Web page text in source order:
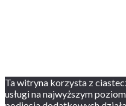
Ta witryna korzysta z
usługi na najwyższym